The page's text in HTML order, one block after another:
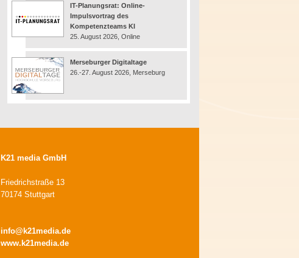
IT-Planungsrat: Online-
Impulsvortrag des
Kompetenzteams KI
25. August 2026, Online
Merseburger Digitaltage
26.-27. August 2026, Merseburg
K21 media GmbH
Friedrichstraße 13
70174 Stuttgart
info@k21media.de
www.k21media.de